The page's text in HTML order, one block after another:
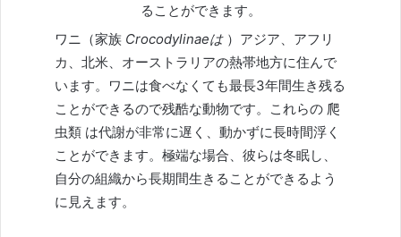
ることができます。
ワニ（家族 Crocodylinaeは）アジア、アフリ
カ、北米、オーストラリアの熱帯地方に住んで
います。ワニは食べなくても最長3年間生き残る
ことができるので残酷な動物です。これらの 爬
虫類 は代謝が非常に遅く、動かずに長時間浮く
ことができます。極端な場合、彼らは冬眠し、
自分の組織から長期間生きることができるよう
に見えます。